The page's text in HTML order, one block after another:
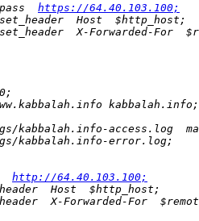
https://64.40.103.100;
http://64.40.103.100;